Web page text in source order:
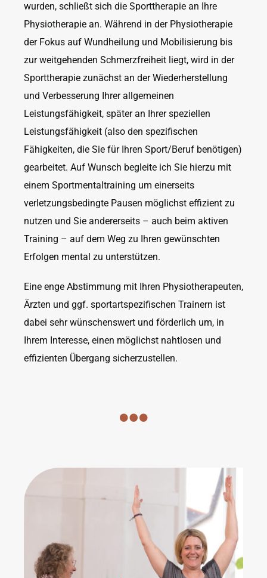
wurden, schließt sich die Sporttherapie an Ihre
Physiotherapie an. Während in der Physiotherapie
der Fokus auf Wundheilung und Mobilisierung bis
zur weitgehenden Schmerzfreiheit liegt, wird in der
Sporttherapie zunächst an der Wiederherstellung
und Verbesserung Ihrer allgemeinen
Leistungsfähigkeit, später an Ihrer speziellen
Leistungsfähigkeit (also den spezifischen
Fähigkeiten, die Sie für Ihren Sport/Beruf benötigen)
gearbeitet. Auf Wunsch begleite ich Sie hierzu mit
einem Sportmentaltraining um einerseits
verletzungsbedingte Pausen möglichst effizient zu
nutzen und Sie andererseits – auch beim aktiven
Training – auf dem Weg zu Ihren gewünschten
Erfolgen mental zu unterstützen.
Eine enge Abstimmung mit Ihren Physiotherapeuten,
Ärzten und ggf. sportartspezifischen Trainern ist
dabei sehr wünschenswert und förderlich um, in
Ihrem Interesse, einen möglichst nahtlosen und
effizienten Übergang sicherzustellen.